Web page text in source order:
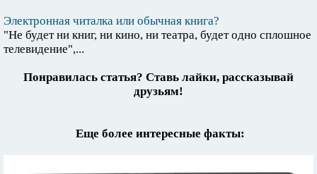
Электронная читалка или обычная книга?
"Не будет ни книг, ни кино, ни театра, будет одно сплошное
телевидение",...
Понравилась статья? Ставь лайки, рассказывай
друзьям!
Еще более интересные факты: